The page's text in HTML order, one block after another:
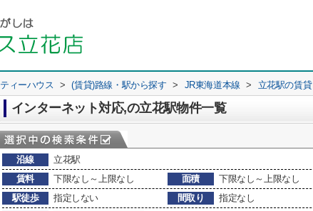
ティーハウス > (賃貸)路線・駅から探す > JR東海道本線 > 立花駅の賃貸
インターネット対応,の立花駅物件一覧
沿線
立花駅
賃料
下限なし～上限なし 面積 下限なし～上限なし
駅徒歩
指定しない 間取り
指定なし